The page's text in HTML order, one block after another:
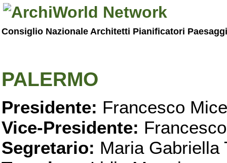
Consiglio Nazionale Architetti Pianificatori
PALERMO
Presidente: Francesco
Vice-Presidente:
Segretario: Maria Gabriella